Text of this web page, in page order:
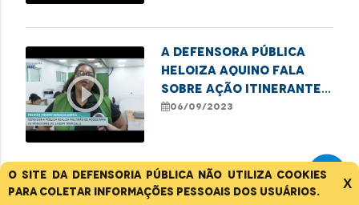
O site da Defensoria Pública não utiliza cookies
para coletar informações pessoais dos usuários.
X
play_circle_outline
A defensora pública
Heloiza Aquino fala
sobre Ação Itinerante
em São José de Ribamar
06/09/2023
Defensor Rodrigo